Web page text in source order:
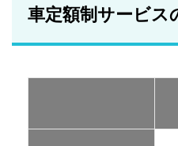
ビス
の比
おす
サー
車定額制サービス